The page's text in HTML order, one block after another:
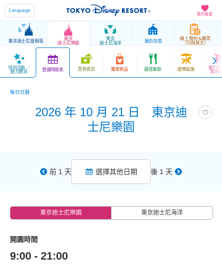
我的最愛
Language
東京迪士尼度假區
東京
迪士尼樂園
東京
迪士尼海洋
飯店住宿
線上預約＆購票
（只用英文）
特別活動／
魅力節目 營運時間表 票券資訊 獨家商品 園區餐飲 遊樂設施 遊行表
娛樂
每日日曆
2026 年 10 月 21 日 東京迪
士尼樂園
前 1 天 選擇其他日期 後 1 天
東京迪士尼樂園 東京迪士尼海洋
開園時間
9:00 - 21:00